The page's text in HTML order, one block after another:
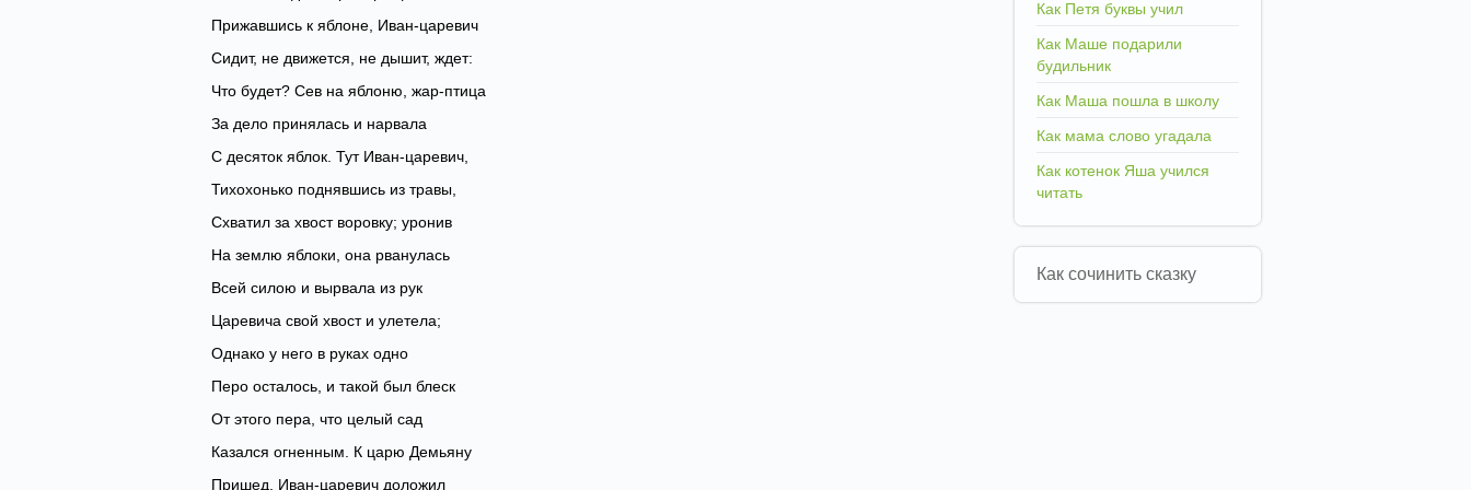
Прижавшись к яблоне, Иван-царевич
Сидит, не движется, не дышит, ждет:
Что будет? Сев на яблоню, жар-птица
За дело принялась и нарвала
С десяток яблок. Тут Иван-царевич,
Тихохонько поднявшись из травы,
Схватил за хвост воровку; уронив
На землю яблоки, она рванулась
Всей силою и вырвала из рук
Царевича свой хвост и улетела;
Однако у него в руках одно
Перо осталось, и такой был блеск
От этого пера, что целый сад
Казался огненным. К царю Демьяну
Пришед, Иван-царевич доложил
Как Петя буквы учил
Как Маше подарили
будильник
Как Маша пошла в школу
Как мама слово угадала
Как котенок Яша учился
читать
Как сочинить сказку